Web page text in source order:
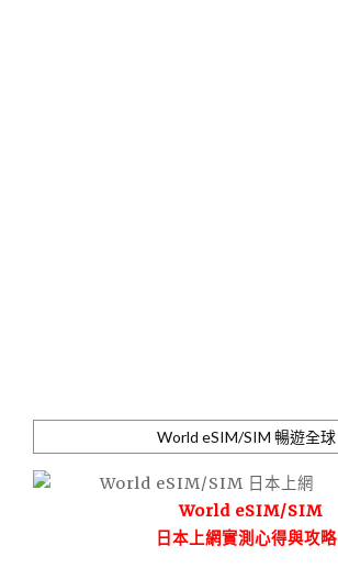
World eSIM/SIM 暢遊全球
World eSIM/SIM
日本上網實測心得與攻略